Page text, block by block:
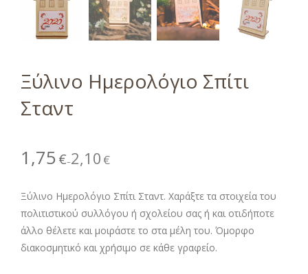
Ξύλινο Ημερολόγιο Σπίτι
Σταντ
1,75 €–2,10 €
Ξύλινο Ημερολόγιο Σπίτι Σταντ. Χαράξτε τα στοιχεία του
πολιτιστικού συλλόγου ή σχολείου σας ή και οτιδήποτε
άλλο θέλετε και μοιράστε το στα μέλη του. Όμορφο
διακοσμητικό και χρήσιμο σε κάθε γραφείο.